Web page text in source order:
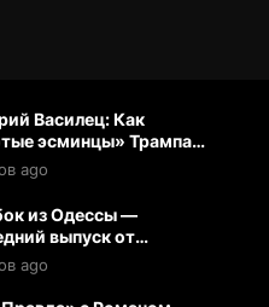
Василец: Как
эсминцы» Трампа
США
ago
из Одессы —
выпуск от
ago